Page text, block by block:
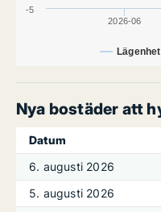
Lägenhet
2026-06
-5
Nya bostäder att
Datum
6. augusti 2026
5. augusti 2026